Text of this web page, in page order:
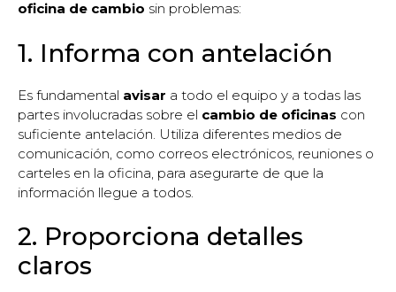
oficina de cambio sin problemas:
1. Informa con antelación
Es fundamental avisar a todo el equipo y a todas las
partes involucradas sobre el cambio de oficinas con
suficiente antelación. Utiliza diferentes medios de
comunicación, como correos electrónicos, reuniones o
carteles en la oficina, para asegurarte de que la
información llegue a todos.
2. Proporciona detalles
claros